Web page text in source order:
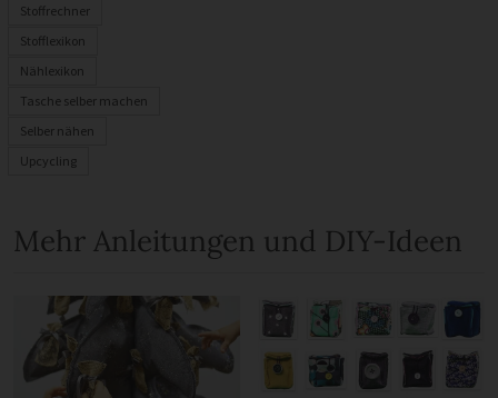
Stoffrechner
Stofflexikon
Nählexikon
Tasche selber machen
Selber nähen
Upcycling
Mehr Anleitungen und DIY-Ideen